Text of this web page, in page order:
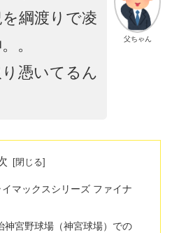
父ちゃん
綱渡りで凌
。
憑いてるん
マックスシリーズ ファイナ
神宮野球場（神宮球場）での